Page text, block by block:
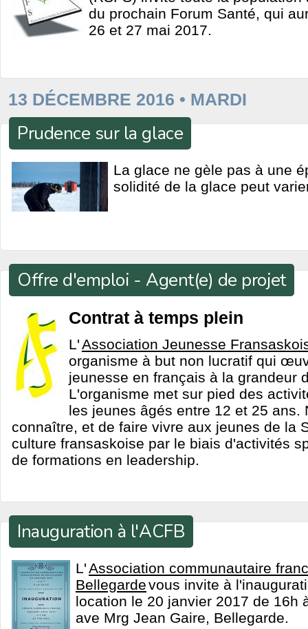
du prochain Forum Santé, qui
26 et 27 mai 2017.
13 DÉCEMBRE 2016 • MARDI
Prudence sur la glace
La glace ne gèle pas à une
solidité de la glace peut
Offre d'emploi - Agent(e) de projet
Contrat à temps plein
L'Association Jeunesse
organisme à but non lucratif qui
jeunesse en français à la grandeur
L'organisme met sur pied des
les jeunes âgés entre 12 et 25 ans.
connaître, et de faire vivre aux jeunes de la
culture fransaskoise par le biais d'activités
de formations en leadership.
Inauguration à l'ACFB
L'Association communautaire
Bellegardevous invite à
location le 20 janvier 2017 de 16h
ave Mrg Jean Gaire, Bellegarde.